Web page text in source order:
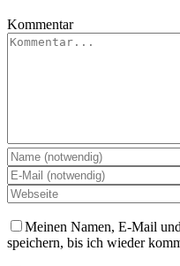
Kommentar
Meinen Namen, E-Mail
speichern, bis ich wieder